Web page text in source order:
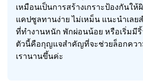
เหมือนเป็นการสร้างเกราะป้องกันใ
แคปซูลทานง่าย ไม่เหม็น แนะนำเล
ที่ทำงานหนัก พักผ่อนน้อย หรือเริ่มมีริ้
ตัวนี้คือกุญแจสำคัญที่จะช่วยล็อกควา
เรานานขึ้นค่ะ